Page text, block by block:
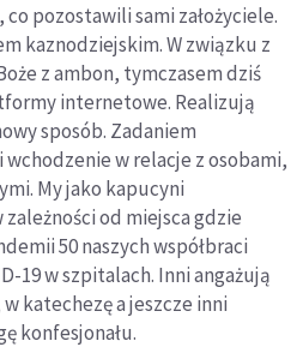
pozostawili sami założyciele.
kaznodziejskim. W związku z
z ambon, tymczasem dziś
internetowe. Realizują
sposób. Zadaniem
w relacje z osobami,
My jako kapucyni
od miejsca gdzie
50 naszych współbraci
19 w szpitalach. Inni angażują
katechezę a jeszcze inni
konfesjonału.